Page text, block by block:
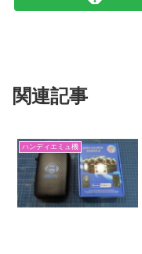
関連記事
ハンディエミュ機